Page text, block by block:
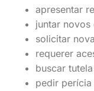
apresentar
juntar novos
solicitar
requerer
buscar
pedir